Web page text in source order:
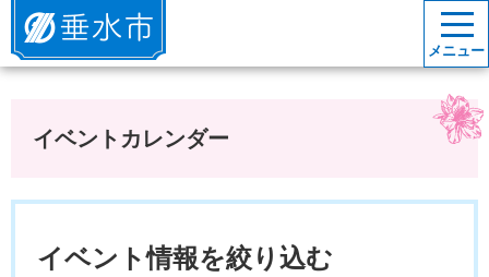
垂水市
メニュー
イベントカレンダー
イベント情報を絞り込む